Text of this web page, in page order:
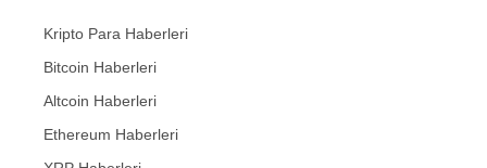
Kripto Para Haberleri
Bitcoin Haberleri
Altcoin Haberleri
Ethereum Haberleri